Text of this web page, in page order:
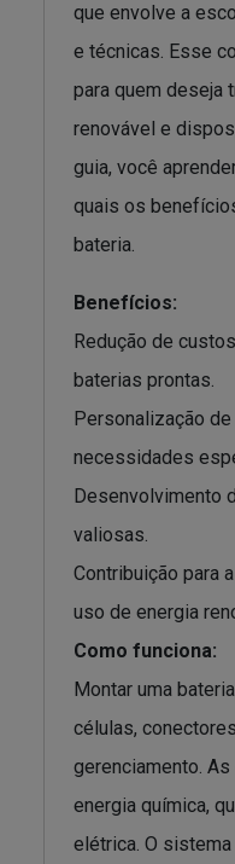
que envolve a
e técnicas. Esse
para quem deseja
renovável e
guia, você
quais os
bateria.
Benefícios:
Redução de
baterias prontas.
Personalização
necessidades
Desenvolvimento
valiosas.
Contribuição para
uso de energia
Como funciona:
Montar uma
células,
gerenciamento.
energia química,
elétrica. O